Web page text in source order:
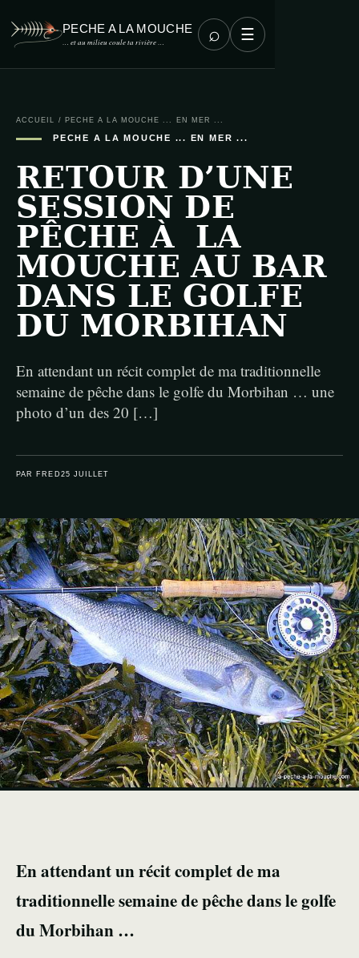
PECHE A LA MOUCHE
… et au milieu coule ta rivière … ⌕ ☰
ACCUEIL / PECHE A LA MOUCHE ... EN MER ...
PECHE A LA MOUCHE ... EN MER ...
RETOUR D’UNE
SESSION DE
PÊCHE À LA
MOUCHE AU BAR
DANS LE GOLFE
DU MORBIHAN
En attendant un récit complet de ma traditionnelle
semaine de pêche dans le golfe du Morbihan … une
photo d’un des 20 […]
PAR FRED 25 JUILLET
En attendant un récit complet de ma
traditionnelle semaine de pêche dans le golfe
du Morbihan …